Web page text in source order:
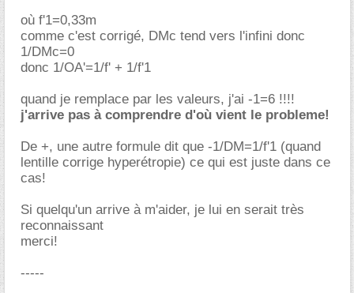
où f'1=0,33m
comme c'est corrigé, DMc tend vers l'infini donc
1/DMc=0
donc 1/OA'=1/f' + 1/f'1
quand je remplace par les valeurs, j'ai -1=6 !!!!
j'arrive pas à comprendre d'où vient le probleme!
De +, une autre formule dit que -1/DM=1/f'1 (quand
lentille corrige hyperétropie) ce qui est juste dans ce
cas!
Si quelqu'un arrive à m'aider, je lui en serait très
reconnaissant
merci!
-----